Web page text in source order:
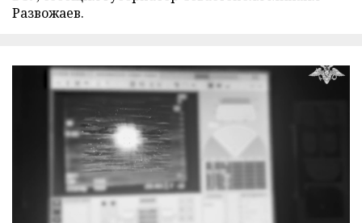
Развожаев.